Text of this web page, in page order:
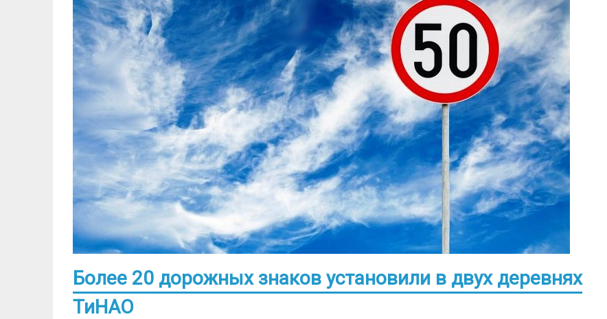
Более 20 дорожных знаков установили в двух деревнях
ТиНАО